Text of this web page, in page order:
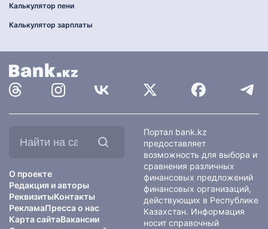
Калькулятор пени
Калькулятор зарплаты
О проекте
Редакция и авторы
РеквизитыКонтакты
РекламаПресса о нас
Карта сайтаВакансии
Портал bank.kz
предоставляет
возможность для выбора и
сравнения различных
финансовых предложений
финансовых организаций,
действующих в Республике
Казахстан. Информация
носит справочный